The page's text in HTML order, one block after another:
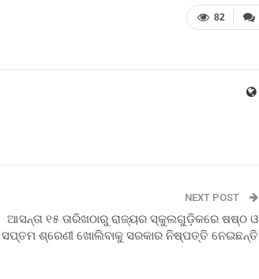
82
NEXT POST
ଆସନ୍ତା ୧୫ ତାରିଖଠାରୁ ରାଜ୍ୟର ସ୍କୁଲଗୁଡ଼ିକରେ ଷଷ୍ଠ ଓ
ସପ୍ତମ ଶ୍ରେଣୀ ଖୋଲିବାକୁ ସରକାର ନିଷ୍ପତ୍ତି ନେଇଛନ୍ତି